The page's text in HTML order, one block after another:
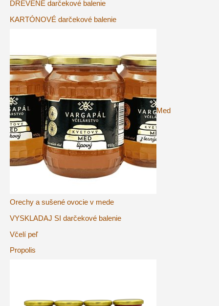
DREVENÉ darčekové balenie
KARTÓNOVÉ darčekové balenie
Med
Orechy a sušené ovocie v mede
VYSKLADAJ SI darčekové balenie
Včelí peľ
Propolis